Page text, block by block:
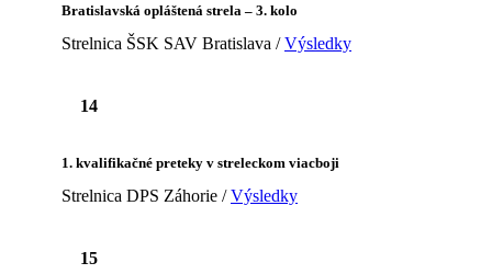
Bratislavská opláštená strela – 3. kolo
Strelnica ŠSK SAV Bratislava /Výsledky
14
1. kvalifikačné preteky v streleckom viacboji
Strelnica DPS Záhorie /Výsledky
15